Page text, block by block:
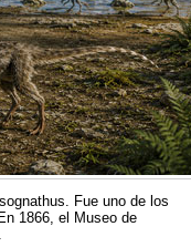
Fue uno de los
1866, el Museo de